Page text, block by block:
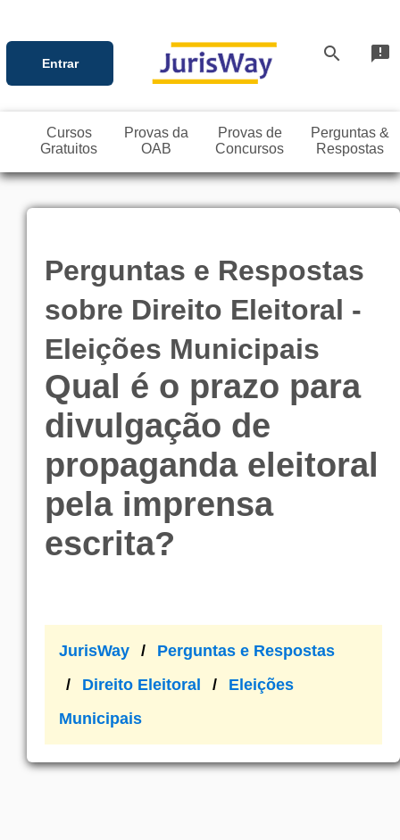
Entrar search announcement
Cursos
Gratuitos
Provas da
OAB
Provas de
Concursos
Perguntas &
Respostas
Perguntas e Respostas
sobre Direito Eleitoral -
Eleições Municipais
Qual é o prazo para
divulgação de
propaganda eleitoral
pela imprensa
escrita?
JurisWay
Perguntas e Respostas
Direito Eleitoral
Eleições
Municipais